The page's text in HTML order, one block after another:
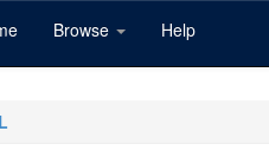
Browse Help